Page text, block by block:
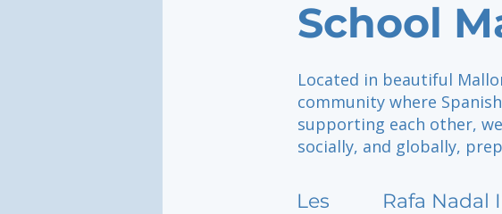
School
Located in beautiful
community where
supporting each other,
socially, and globally,
Les
Rafa Nadal